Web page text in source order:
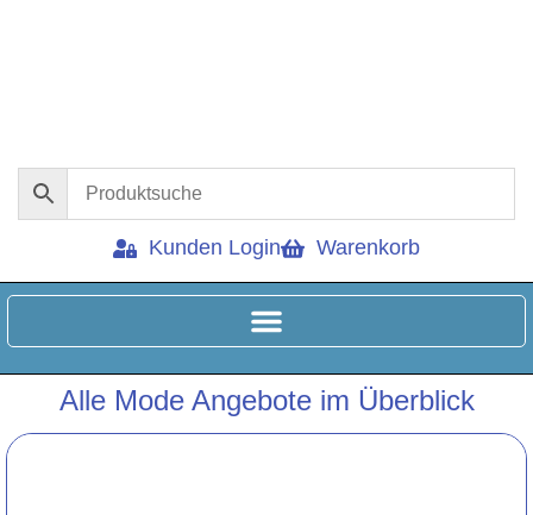
Kunden Login Warenkorb
Alle Mode Angebote im Überblick